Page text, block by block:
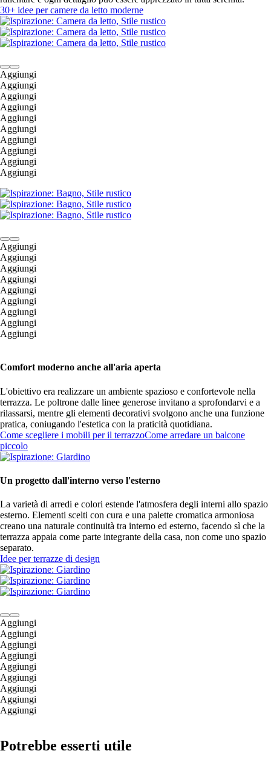
30+ idee per camere da letto moderne
Aggiungi
Aggiungi
Aggiungi
Aggiungi
Aggiungi
Aggiungi
Aggiungi
Aggiungi
Aggiungi
Aggiungi
Aggiungi
Aggiungi
Aggiungi
Aggiungi
Aggiungi
Aggiungi
Aggiungi
Aggiungi
Aggiungi
Comfort moderno anche all'aria aperta
L'obiettivo era realizzare un ambiente spazioso e confortevole nella
terrazza. Le poltrone dalle linee generose invitano a sprofondarvi e a
rilassarsi, mentre gli elementi decorativi svolgono anche una funzione
pratica, coniugando l'estetica con la praticità quotidiana.
Come scegliere i mobili per il terrazzoCome arredare un balcone
piccolo
Un progetto dall'interno verso l'esterno
La varietà di arredi e colori estende l'atmosfera degli interni allo spazio
esterno. Elementi scelti con cura e una palette cromatica armoniosa
creano una naturale continuità tra interno ed esterno, facendo sì che la
terrazza appaia come parte integrante della casa, non come uno spazio
separato.
Idee per terrazze di design
Aggiungi
Aggiungi
Aggiungi
Aggiungi
Aggiungi
Aggiungi
Aggiungi
Aggiungi
Aggiungi
Potrebbe esserti utile